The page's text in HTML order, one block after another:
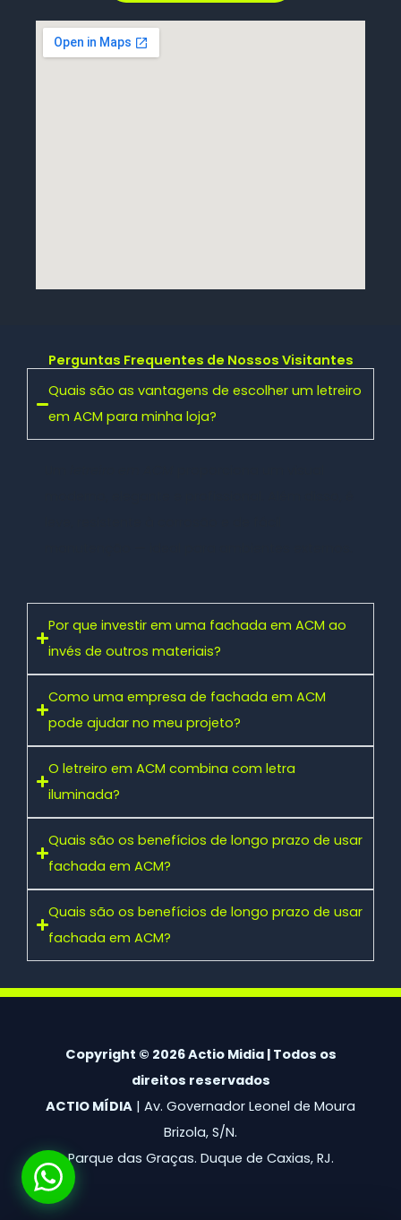
Perguntas Frequentes de Nossos Visitantes
Quais são as vantagens de escolher um letreiro
em ACM para minha loja?
Por que investir em uma fachada em ACM ao
invés de outros materiais?
Como uma empresa de fachada em ACM
pode ajudar no meu projeto?
O letreiro em ACM combina com letra
iluminada?
Quais são os benefícios de longo prazo de usar
fachada em ACM?
Quais são os benefícios de longo prazo de usar
fachada em ACM?
Copyright © 2026 Actio Midia | Todos os
direitos reservados
ACTIO MÍDIA | Av. Governador Leonel de Moura
Brizola, S/N.
Parque das Graças. Duque de Caxias, RJ.